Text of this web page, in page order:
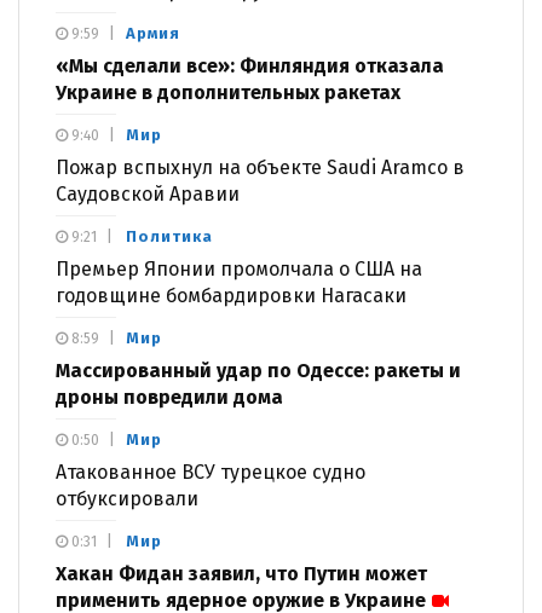
Армия
«Мы сделали все»: Финляндия отказала
Украине в дополнительных ракетах
9:59
Мир
Пожар вспыхнул на объекте Saudi Aramco в
Саудовской Аравии
9:40
Политика
Премьер Японии промолчала о США на
годовщине бомбардировки Нагасаки
9:21
Мир
Массированный удар по Одессе: ракеты и
дроны повредили дома
8:59
Мир
Атакованное ВСУ турецкое судно
отбуксировали
0:50
Мир
Хакан Фидан заявил, что Путин может
применить ядерное оружие в Украине
0:31